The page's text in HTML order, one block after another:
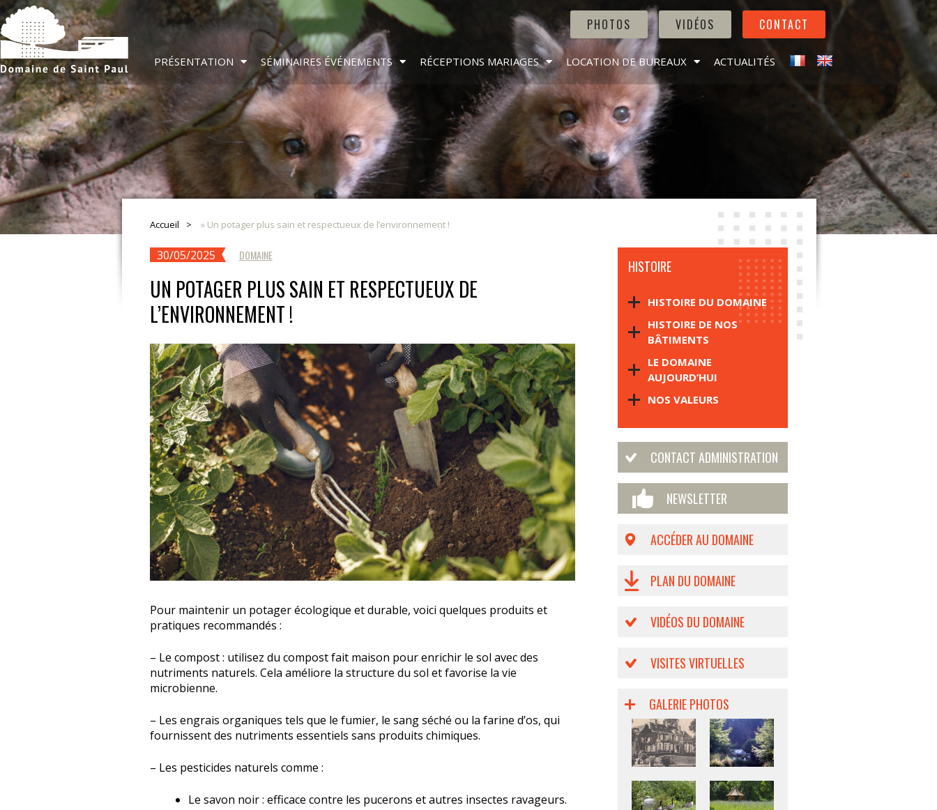
PHOTOS VIDÉOS CONTACT
PRÉSENTATION SÉMINAIRES ÉVÉNEMENTS RÉCEPTIONS MARIAGES LOCATION DE BUREAUX ACTUALITÉS
Accueil » Un potager plus sain et respectueux de l’environnement !
30/05/2025 DOMAINE
UN POTAGER PLUS SAIN ET RESPECTUEUX DE
L’ENVIRONNEMENT !
Pour maintenir un potager écologique et durable, voici quelques produits et
pratiques recommandés :
– Le compost : utilisez du compost fait maison pour enrichir le sol avec des
nutriments naturels. Cela améliore la structure du sol et favorise la vie
microbienne.
– Les engrais organiques tels que le fumier, le sang séché ou la farine d’os, qui
fournissent des nutriments essentiels sans produits chimiques.
– Les pesticides naturels comme :
Le savon noir : efficace contre les pucerons et autres insectes ravageurs.
HISTOIRE
HISTOIRE DU DOMAINE
HISTOIRE DE NOS
BÂTIMENTS
LE DOMAINE
AUJOURD’HUI
NOS VALEURS
CONTACT ADMINISTRATION
NEWSLETTER
ACCÉDER AU DOMAINE
PLAN DU DOMAINE
VIDÉOS DU DOMAINE
VISITES VIRTUELLES
GALERIE PHOTOS